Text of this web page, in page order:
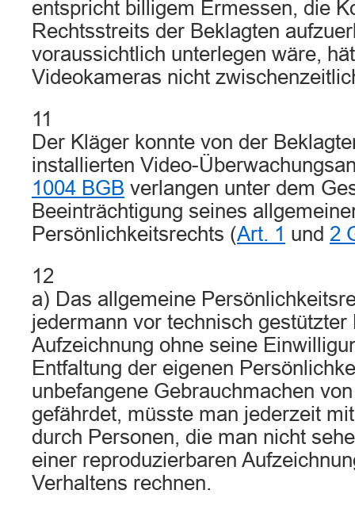
entspricht billigem Ermessen, die
Rechtsstreits der Beklagten
voraussichtlich unterlegen wäre,
Videokameras nicht
11
Der Kläger konnte von der
installierten Video-
1004 BGB verlangen unter dem
Beeinträchtigung seines
Persönlichkeitsrechts (Art. 1 und 2
12
a) Das allgemeine
jedermann vor technisch gestützter
Aufzeichnung ohne seine
Entfaltung der eigenen
unbefangene Gebrauchmachen
gefährdet, müsste man jederzeit
durch Personen, die man nicht
einer reproduzierbaren
Verhaltens rechnen.